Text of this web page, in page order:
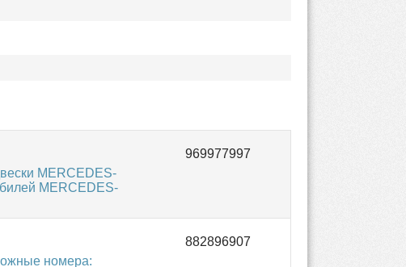
MERCEDES-
MERCEDES-
номера: